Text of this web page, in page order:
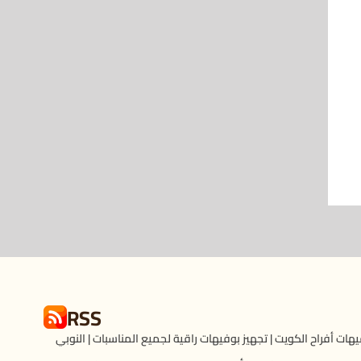
RSS
أفراح الكويت | تجهيز بوفيهات راقية لجميع المناسبات | النوبي